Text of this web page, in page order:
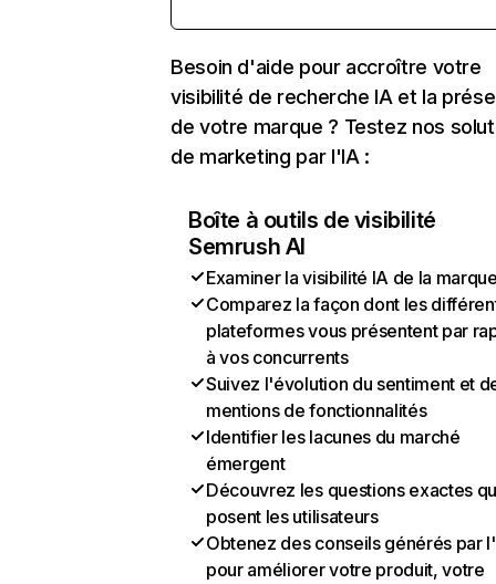
Besoin d'aide pour accroître votre
visibilité de recherche IA et la
de votre marque ? Testez nos
de marketing par l'IA :
Boîte à outils de visibilité
Semrush AI
Examiner la visibilité IA de la
Comparez la façon dont les
plateformes vous présentent par
à vos concurrents
Suivez l'évolution du sentiment et
mentions de fonctionnalités
Identifier les lacunes du marché
émergent
Découvrez les questions exactes
posent les utilisateurs
Obtenez des conseils générés par
pour améliorer votre produit, votre